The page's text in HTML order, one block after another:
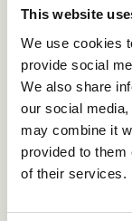
This website
We use cookies
provide social
We also share
our social
may combine it
provided to them
of their services.
Rasnaam
Artikelcode
VBN code
Download als PDF